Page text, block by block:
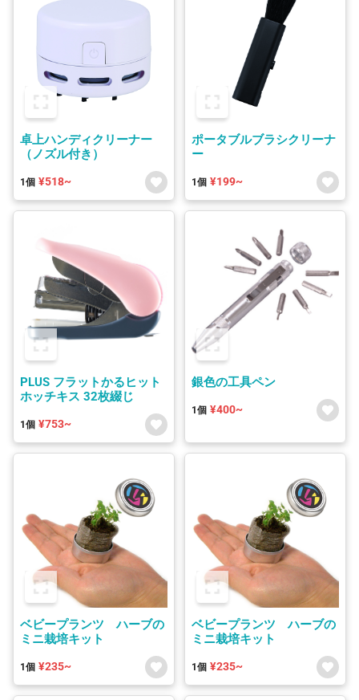
卓上ハンディクリーナー
（ノズル付き）
1個 ¥518~
ポータブルブラシクリーナ
ー
1個 ¥199~
PLUS フラットかるヒット
ホッチキス 32枚綴じ
1個 ¥753~
銀色の工具ペン
1個 ¥400~
ベビープランツ ハーブの
ミニ栽培キット
1個 ¥235~
ベビープランツ ハーブの
ミニ栽培キット
1個 ¥235~